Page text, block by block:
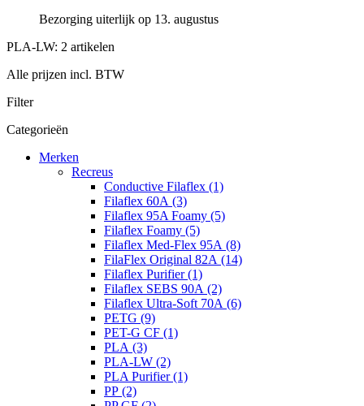
Bezorging uiterlijk op 13. augustus
PLA-LW: 2 artikelen
Alle prijzen incl. BTW
Filter
Categorieën
Merken
Recreus
Conductive Filaflex (1)
Filaflex 60A (3)
Filaflex 95A Foamy (5)
Filaflex Foamy (5)
Filaflex Med-Flex 95A (8)
FilaFlex Original 82A (14)
Filaflex Purifier (1)
Filaflex SEBS 90A (2)
Filaflex Ultra-Soft 70A (6)
PETG (9)
PET-G CF (1)
PLA (3)
PLA-LW (2)
PLA Purifier (1)
PP (2)